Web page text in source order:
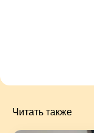
Читать также